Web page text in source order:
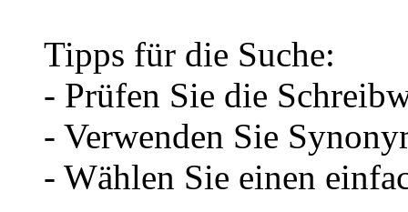
Tipps für die Suche:
- Prüfen Sie die
- Verwenden Sie
- Wählen Sie einen